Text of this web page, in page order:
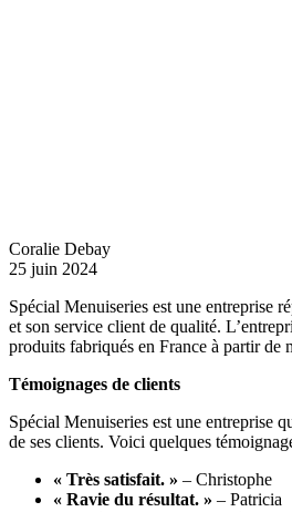
Coralie Debay
25 juin 2024
Spécial Menuiseries est une entreprise
et son service client de qualité.
produits fabriqués en France à partir de
Témoignages de clients
Spécial Menuiseries est une entreprise
de ses clients. Voici quelques
« Très satisfait. » – Christophe
« Ravie du résultat. » – Patricia